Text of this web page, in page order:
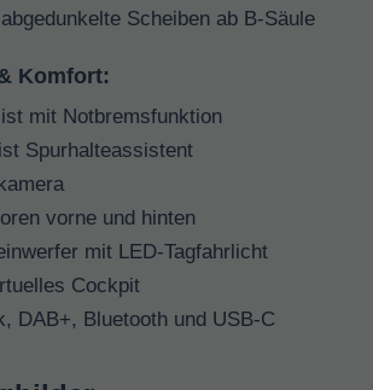
Scheiben ab B-Säule
Komfort:
mit Notbremsfunktion
Spurhalteassistent
vorne und hinten
mit LED-Tagfahrlicht
Cockpit
DAB+, Bluetooth und USB-C